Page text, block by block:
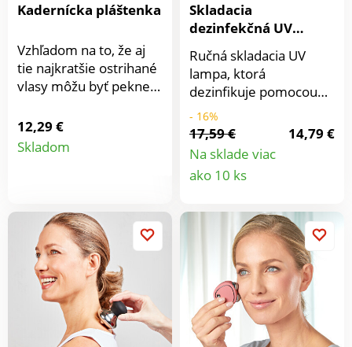
Kadernícka pláštenka
Vzhľadom na to, že aj
tie najkratšie ostrihané
vlasy môžu byť pekne
kaderníci pláštenky.
Teraz si ju môžete
suchým zipsom pri
krku. Materiál: 100%
polyamid; možno prať
pri 30 °C. Rozmery: 90
x 135 cm.
12,29 €
Skladom
Skladacia
dezinfekčná UV
lampa Nilum
Ručná skladacia UV
lampa, ktorá
dezinfikuje pomocou
ultrafialového svetla.
Dezinfekčné svetlo
rýchlo a efektívne
likviduje 99,9% vírusov,
baktérií, bacilov a iných
zárodkov počas
niekoľkých sekúnd.
Vďaka svojmu
kompaktnému
prevedeniu nezaberá
miesto a dá sa mať
kedykoľvek pri sebe, v
- 16%
17,59 €
14,79 €
Na sklade viac
ako 10 ks